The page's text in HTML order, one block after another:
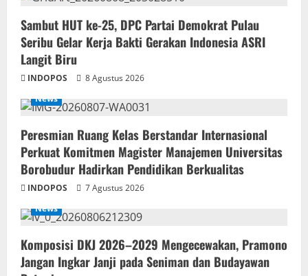
‎Sambut HUT ke-25, DPC Partai Demokrat Pulau
Seribu Gelar Kerja Bakti Gerakan Indonesia ASRI
Langit Biru
INDOPOS
8 Agustus 2026
News
Peresmian Ruang Kelas Berstandar Internasional
Perkuat Komitmen Magister Manajemen Universitas
Borobudur Hadirkan Pendidikan Berkualitas
INDOPOS
7 Agustus 2026
News
Komposisi DKJ 2026–2029 Mengecewakan, Pramono
Jangan Ingkar Janji pada Seniman dan Budayawan